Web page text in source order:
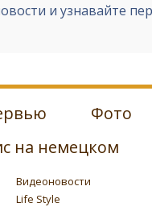
и узнавайте
Фото
на немецком
Видеоновости
Life Style